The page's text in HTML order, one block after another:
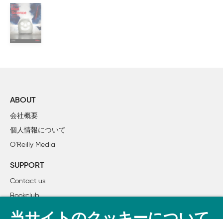
潜れ！　ぐずぐずするな、潜るんだ！
1+2+3：ガウスライフル
Project：カイトフォトで上空からの眺めを手に入れる
D.I.Y：ミント缶ヘッドフォンアンプ
D.I.Y：粗大ゴミは宝の山
ビデオゲームを現実にする
R2-DIY
ABOUT
会社概要
個人情報について
O’Reilly Media
SUPPORT
Contact us
Bookclub
書籍注文